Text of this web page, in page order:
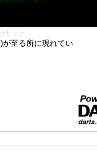
リック！
が至る所に現れてい